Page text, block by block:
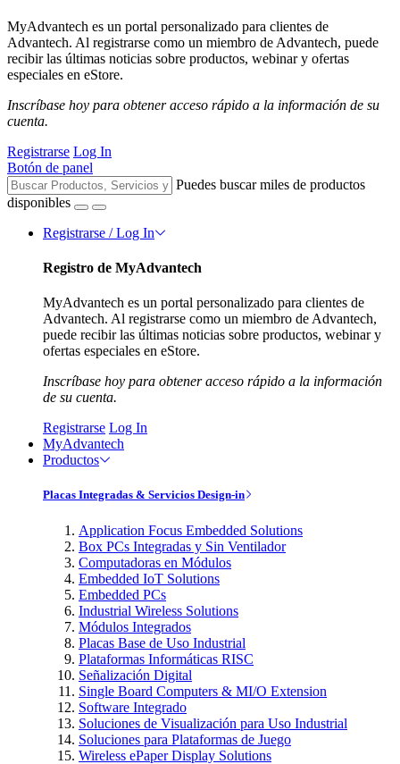
MyAdvantech es un portal personalizado para clientes de
Advantech. Al registrarse como un miembro de Advantech, puede
recibir las últimas noticias sobre productos, webinar y ofertas
especiales en eStore.
Inscríbase hoy para obtener acceso rápido a la información de su
cuenta.
Registrarse Log In
Botón de panel
Puedes buscar miles de productos
disponibles
Registrarse / Log In
Registro de MyAdvantech
MyAdvantech es un portal personalizado para clientes de
Advantech. Al registrarse como un miembro de Advantech,
puede recibir las últimas noticias sobre productos, webinar y
ofertas especiales en eStore.
Inscríbase hoy para obtener acceso rápido a la información
de su cuenta.
Registrarse Log In
MyAdvantech
Productos
Placas Integradas & Servicios Design-in
Application Focus Embedded Solutions
Box PCs Integradas y Sin Ventilador
Computadoras en Módulos
Embedded IoT Solutions
Embedded PCs
Industrial Wireless Solutions
Módulos Integrados
Placas Base de Uso Industrial
Plataformas Informáticas RISC
Señalización Digital
Single Board Computers & MI/O Extension
Software Integrado
Soluciones de Visualización para Uso Industrial
Soluciones para Plataformas de Juego
Wireless ePaper Display Solutions